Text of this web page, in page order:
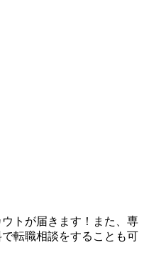
トが届きます！また、専
転職相談をすることも可